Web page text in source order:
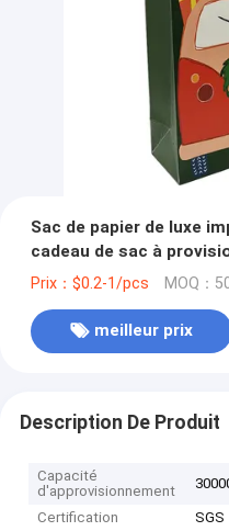
Sac de papier de luxe
cadeau de sac à
Prix：$0.2-1/pcs MOQ：
meilleur prix
Description De Produit
Capacité
d'approvisionnement
Certification
SGS